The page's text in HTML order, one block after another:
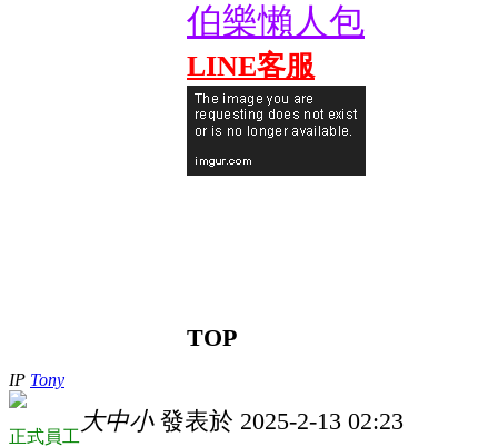
伯樂懶人包
LINE客服
TOP
IP Tony
正式員工
大中小發表於 2025-2-13 02:23